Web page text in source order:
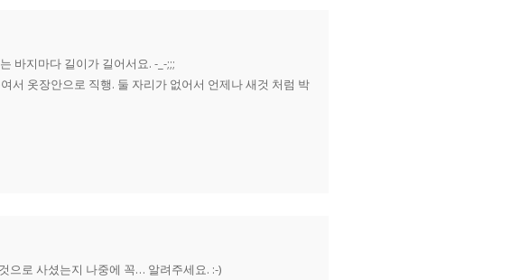
바지마다 길이가 길어서요. -_-;;;
서 옷장안으로 직행. 둘 자리가 없어서 언제나 새것 처럼 박
으로 사셨는지 나중에 꼭… 알려주세요. :-)